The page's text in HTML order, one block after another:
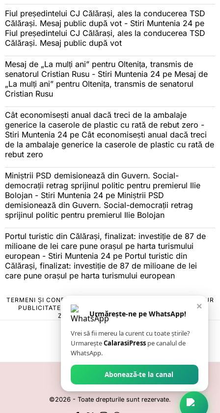
Fiul președintelui CJ Călărași, ales la conducerea TSD
Călărași. Mesaj public după vot - Stiri Muntenia 24 pe
Fiul președintelui CJ Călărași, ales la conducerea TSD
Călărași. Mesaj public după vot
Mesaj de „La mulți ani” pentru Oltenița, transmis de
senatorul Cristian Rusu - Stiri Muntenia 24 pe Mesaj de
„La mulți ani” pentru Oltenița, transmis de senatorul
Cristian Rusu
Cât economisești anual dacă treci de la ambalaje
generice la caserole de plastic cu rată de rebut zero -
Stiri Muntenia 24 pe Cât economisești anual dacă treci
de la ambalaje generice la caserole de plastic cu rată de
rebut zero
Miniștrii PSD demisionează din Guvern. Social-
democrații retrag sprijinul politic pentru premierul Ilie
Bolojan - Stiri Muntenia 24 pe Miniștrii PSD
demisionează din Guvern. Social-democrații retrag
sprijinul politic pentru premierul Ilie Bolojan
Portul turistic din Călărași, finalizat: investiție de 87 de
milioane de lei care pune orașul pe harta turismului
european - Stiri Muntenia 24 pe Portul turistic din
Călărași, finalizat: investiție de 87 de milioane de lei
care pune orașul pe harta turismului european
TERMENI ȘI CONDIȚII
POLITICA DE ANULARE & RETUR
PUBLICITATE ONLINE & TIPĂRITĂ
CONTACT
ZIARUL ANUNȚUL CĂLĂRĂȘEAN
©2026 - Toate drepturile sunt rezervate.
×
Urmărește-ne pe WhatsApp!
Vrei să fii mereu la curent cu toate știrile?
UrmareșteCalarasiPress pe canalul de
WhatsApp.
Abonează-te la canal